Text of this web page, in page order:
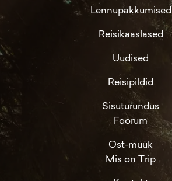
Lennupakkumised
Reisikaaslased
Uudised
Reisipildid
Sisuturundus
Foorum
Ost-müük
Mis on Trip